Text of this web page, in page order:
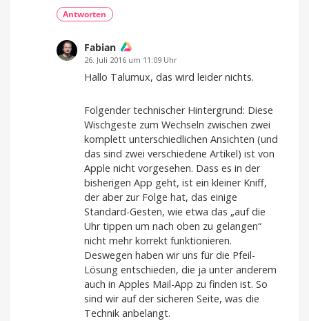
Antworten
Fabian
26. Juli 2016 um 11:09 Uhr
Hallo Talumux, das wird leider nichts.
Folgender technischer Hintergrund: Diese
Wischgeste zum Wechseln zwischen zwei
komplett unterschiedlichen Ansichten (und
das sind zwei verschiedene Artikel) ist von
Apple nicht vorgesehen. Dass es in der
bisherigen App geht, ist ein kleiner Kniff,
der aber zur Folge hat, das einige
Standard-Gesten, wie etwa das „auf die
Uhr tippen um nach oben zu gelangen“
nicht mehr korrekt funktionieren.
Deswegen haben wir uns für die Pfeil-
Lösung entschieden, die ja unter anderem
auch in Apples Mail-App zu finden ist. So
sind wir auf der sicheren Seite, was die
Technik anbelangt.